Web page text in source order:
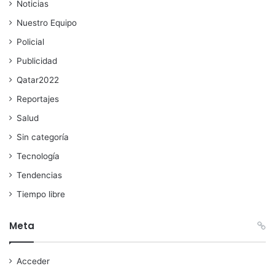
Noticias
Nuestro Equipo
Policial
Publicidad
Qatar2022
Reportajes
Salud
Sin categoría
Tecnología
Tendencias
Tiempo libre
Meta
Acceder